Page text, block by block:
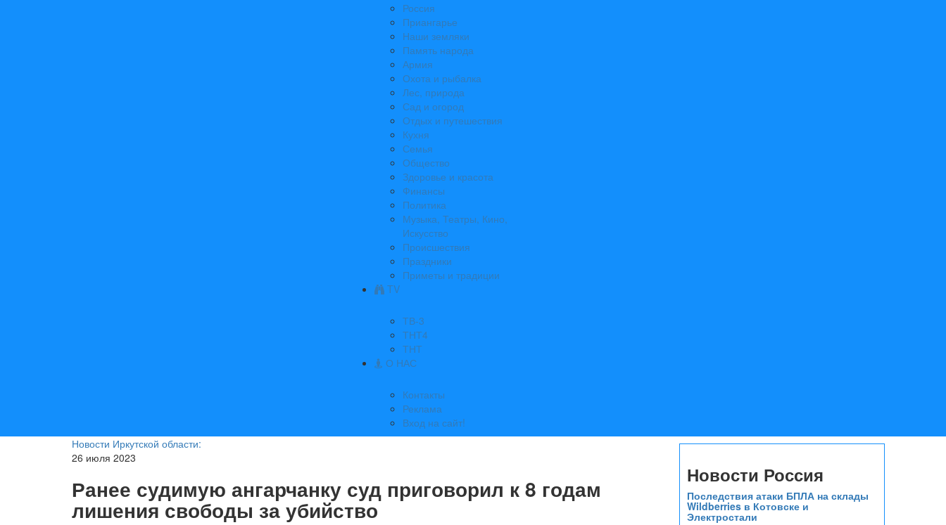
Россия
Приангарье
Наши земляки
Память народа
Армия
Охота и рыбалка
Лес, природа
Сад и огород
Отдых и путешествия
Кухня
Семья
Общество
Здоровье и красота
Финансы
Политика
Музыка, Театры, Кино,
Искусство
Происшествия
Праздники
Приметы и традиции
TV
ТВ-3
ТНТ4
ТНТ
О НАС
Контакты
Реклама
Вход на сайт!
Новости Иркутской области:
26 июля 2023
Ранее судимую ангарчанку суд приговорил к 8 годам
лишения свободы за убийство
Новости Россия
Последствия атаки БПЛА на склады
Wildberries в Котовске и
Электростали